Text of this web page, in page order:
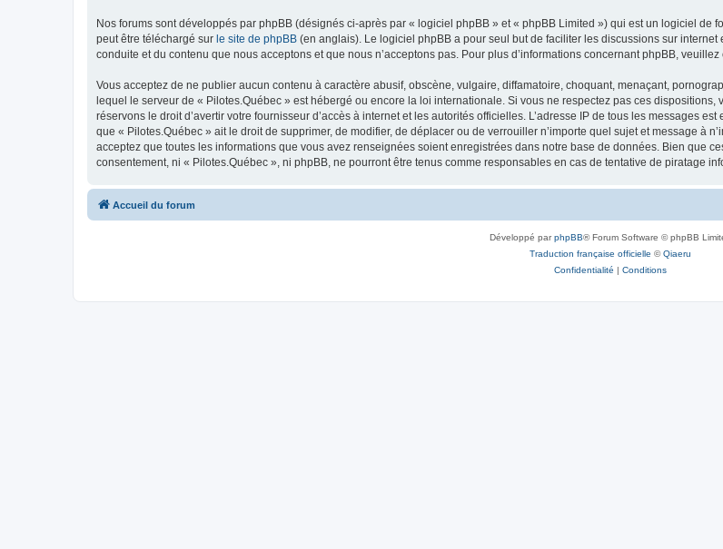
Nos forums sont développés par phpBB (désignés ci-après par « logiciel phpBB » et « phpBB Limited ») qui est un logiciel de
peut être téléchargé sur le site de phpBB (en anglais). Le logiciel phpBB a pour seul but de faciliter les discussions sur
conduite et du contenu que nous acceptons et que nous n’acceptons pas. Pour plus d’informations concernant phpBB, veuillez
Vous acceptez de ne publier aucun contenu à caractère abusif, obscène, vulgaire, diffamatoire, choquant, menaçant,
lequel le serveur de « Pilotes.Québec » est hébergé ou encore la loi internationale. Si vous ne respectez pas ces
réservons le droit d’avertir votre fournisseur d’accès à internet et les autorités officielles. L’adresse IP de tous les messages
que « Pilotes.Québec » ait le droit de supprimer, de modifier, de déplacer ou de verrouiller n’importe quel sujet et message à
acceptez que toutes les informations que vous avez renseignées soient enregistrées dans notre base de données. Bien que
consentement, ni « Pilotes.Québec », ni phpBB, ne pourront être tenus comme responsables en cas de tentative de piratage
Accueil du forum
Développé parphpBB® Forum Software © phpBB
Traduction française officielle ©Qiaeru
Confidentialité | Conditions